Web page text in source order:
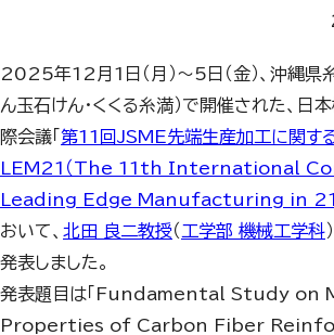
2025年12月1日（月）～5日（金）、沖縄県
ん玉石けん・くくる糸満）で開催された、日
際会議「 第11回JSME先端生産加工に関す
LEM21（The 11th International
Leading Edge Manufacturing in
おいて、 北田 良二教授（ 工学部 機械工学科
発表しました。
発表題目は「Fundamental Study on
Properties of Carbon Fiber